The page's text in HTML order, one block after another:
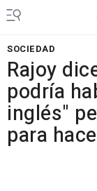
SOCIEDAD
Rajoy
podría
inglés"
para